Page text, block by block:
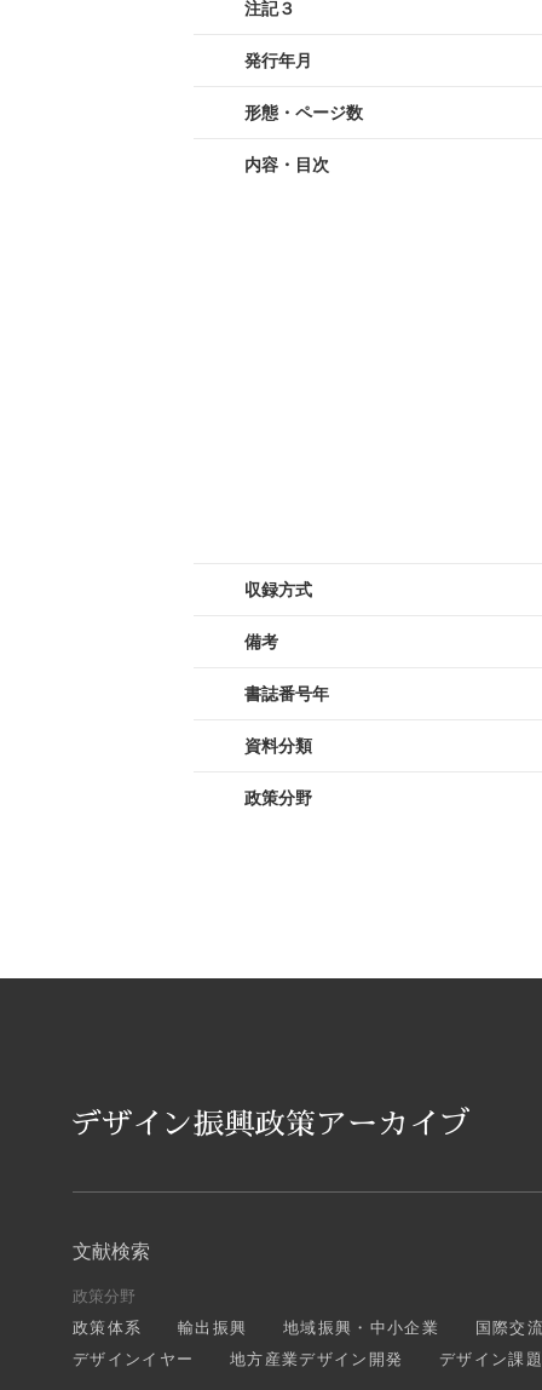
注記３
発行年月
形態・ページ数
内容・目次
収録方式
備考
書誌番号年
資料分類
政策分野
文献検索
政策分野
政策体系
輸出振興 地域振興・中小企業
国際交
デザインイヤー
地方産業デザイン開発 デザイン課